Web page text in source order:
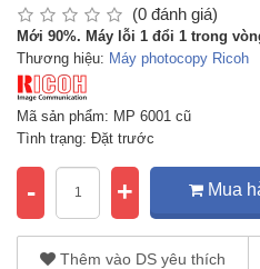
(0 đánh giá)
Mới 90%. Máy lỗi 1 đổi 1 trong
Thương hiệu: Máy photocopy Ricoh
Mã sản phẩm: MP 6001 cũ
Tình trạng: Đặt trước
- + Mua
Thêm vào DS yêu thích